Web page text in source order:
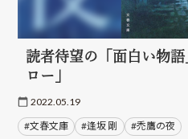
読者待望の「面白い物
ロー」
2022.05.19
#文春文庫 #逢坂 剛 #禿鷹の夜